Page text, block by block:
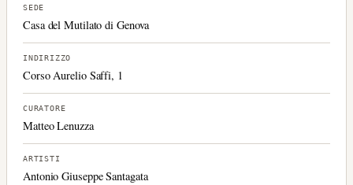
SEDE
Casa del Mutilato di Genova
INDIRIZZO
Corso Aurelio Saffi, 1
CURATORE
Matteo Lenuzza
ARTISTI
Antonio Giuseppe Santagata